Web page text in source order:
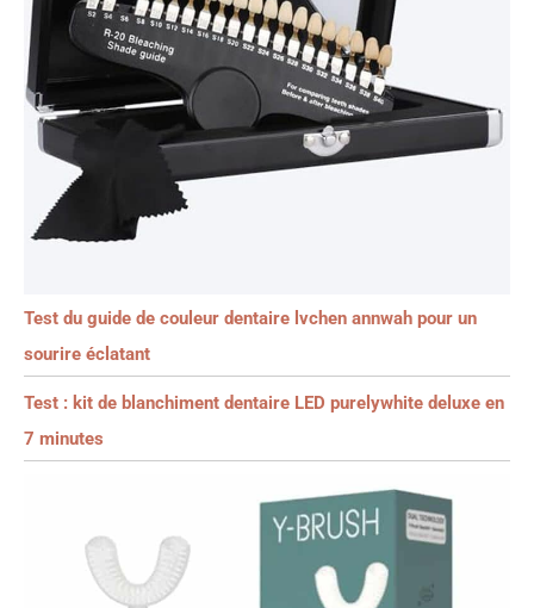
Test du guide de couleur dentaire lvchen annwah pour un
sourire éclatant
Test : kit de blanchiment dentaire LED purelywhite deluxe en
7 minutes